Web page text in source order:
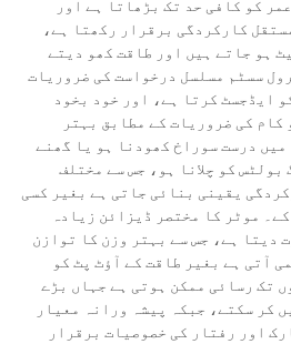
کو کافی حد تک بڑھاتا ہے اور
کارکردگی برقرار رکھتا ہے،
ہو جاتے ہیں اور طاقت کھو دیتے
سسٹم مسلسل درخواست کی ضروریات
ایڈجسٹ کرتا ہے، اور خود بخود
کی ضروریات کے مطابق بہتر
درست سوراخ کھودنا ہو یا گھنے
بولٹس کو چلانا ہو، جس سے مختلف
یقینی بنائی جاتی ہے بغیر کسی
موٹر کا مختصر ڈیزائن زیادہ
دیتا ہے، جس سے بہتر وزن کا توازن
آتی ہے بغیر طاقت کے آؤٹ پٹ کو
تک رسائی ممکن ہوتی ہے جہاں بڑے
کر سکتے، جبکہ پیشہ ورانہ معیار
اور رفتار کی خصوصیات برقرار